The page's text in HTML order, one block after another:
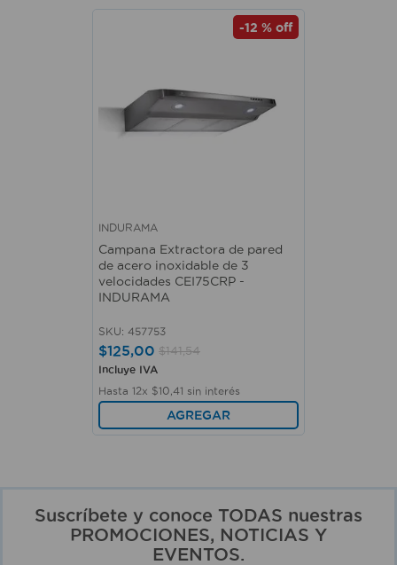
-12 % off
INDURAMA
Campana Extractora de pared
de acero inoxidable de 3
velocidades CEI75CRP -
INDURAMA
SKU: 457753
$125,00 $141,54
Incluye IVA
Hasta 12x $10 41 sin interés
AGREGAR
Suscríbete y conoce TODAS nuestras
PROMOCIONES, NOTICIAS Y
EVENTOS.